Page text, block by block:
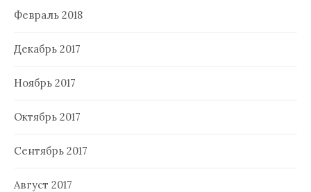
Февраль 2018
Декабрь 2017
Ноябрь 2017
Октябрь 2017
Сентябрь 2017
Август 2017